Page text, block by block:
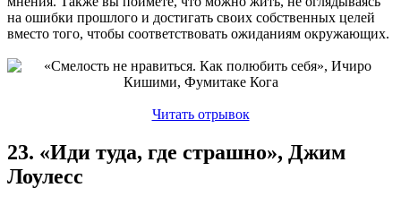
на ошибки прошлого и достигать своих собственных целей
вместо того, чтобы соответствовать ожиданиям окружающих.
Читать отрывок
23. «Иди туда, где страшно», Джим
Лоулесс